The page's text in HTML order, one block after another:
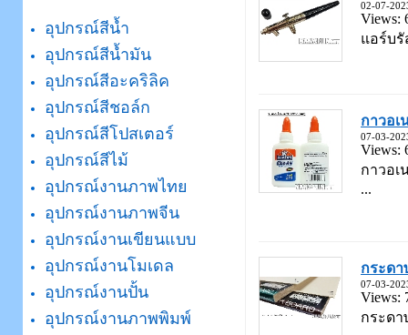
อุปกรณ์สีน้ำ
อุปกรณ์สีน้ำมัน
อุปกรณ์สีอะคริลิค
อุปกรณ์สีชอล์ก
อุปกรณ์สีโปสเตอร์
อุปกรณ์สีไม้
อุปกรณ์งานภาพไทย
อุปกรณ์งานภาพจีน
อุปกรณ์งานเขียนแบบ
อุปกรณ์งานโมเดล
อุปกรณ์งานปั้น
อุปกรณ์งานภาพพิมพ์
02-07-
Views:
แอร์บรั
กาวอเ
07-03-
Views:
กาวอเ
...
กระดา
07-03-
Views:
กระดา